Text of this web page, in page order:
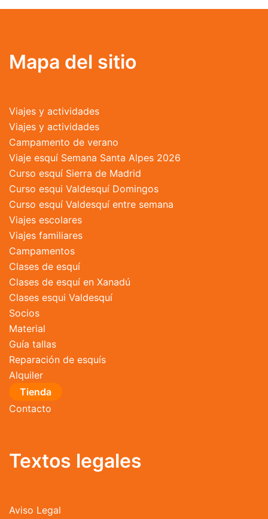
variantes.
se
pueden
la
página
de
producto
Mapa del sitio
Viajes y actividades
Viajes y actividades
Campamento de verano
Viaje esquí Semana Santa Alpes 2026
Curso esquí Sierra de Madrid
Curso esqui Valdesquí Domingos
Curso esquí Valdesquí entre semana
Viajes escolares
Viajes familiares
Campamentos
Clases de esquí
Clases de esquí en Xanadú
Clases esqui Valdesquí
Socios
Material
Guía tallas
Reparación de esquís
Alquiler
Tienda
Contacto
Textos legales
Aviso Legal